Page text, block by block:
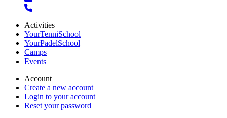
Activities
YourTenniSchool
YourPadelSchool
Camps
Events
Account
Create a new account
Login to your account
Reset your password